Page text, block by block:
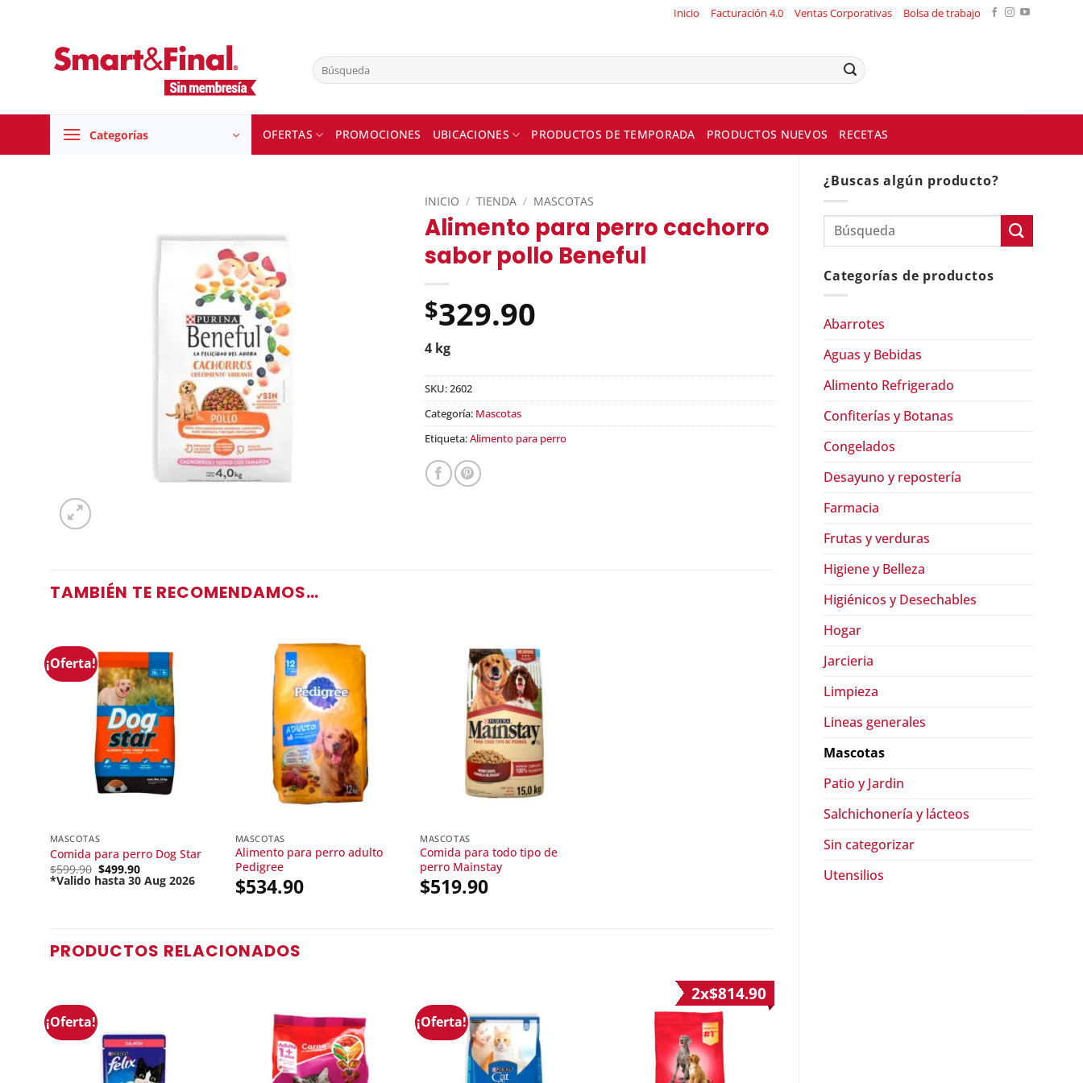
Inicio Facturación 4.0 Ventas Corporativas Bolsa de trabajo
Buscar
por:
Categorías OFERTAS PROMOCIONES UBICACIONES PRODUCTOS DE TEMPORADA PRODUCTOS NUEVOS RECETAS
¿Buscas algún producto?
Categorías de productos
Abarrotes
Aguas y Bebidas
Alimento Refrigerado
Confiterías y Botanas
Congelados
Desayuno y repostería
Farmacia
Frutas y verduras
Higiene y Belleza
Higiénicos y Desechables
Hogar
Jarcieria
Limpieza
Lineas generales
Mascotas
Patio y Jardin
Salchichonería y lácteos
Sin categorizar
Utensilios
INICIO / TIENDA / MASCOTAS
Alimento para perro cachorro
sabor pollo Beneful
$329.90
4 kg
SKU: 2602
Categoría: Mascotas
Etiqueta:Alimento para perro
TAMBIÉN TE RECOMENDAMOS…
¡Oferta!
MASCOTAS
Comida para perro Dog Star
$599.90 Original
price
$499.90
*Valido hasta 30 Aug 2026
MASCOTAS
Alimento para perro adulto
Pedigree
$534.90
MASCOTAS
Comida para todo tipo de
perro Mainstay
$519.90
PRODUCTOS RELACIONADOS
¡Oferta! ¡Oferta!
2x$814.90